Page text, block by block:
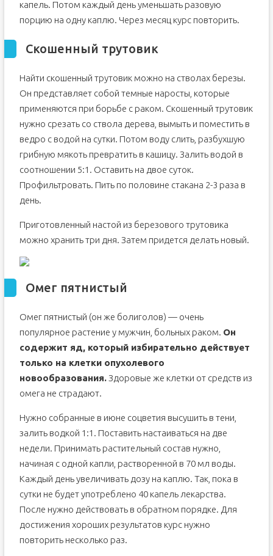
капель. Потом каждый день уменьшать разовую
порцию на одну каплю. Через месяц курс повторить.
Скошенный трутовик
Найти скошенный трутовик можно на стволах березы.
Он представляет собой темные наросты, которые
применяются при борьбе с раком. Скошенный трутовик
нужно срезать со ствола дерева, вымыть и поместить в
ведро с водой на сутки. Потом воду слить, разбухшую
грибную мякоть превратить в кашицу. Залить водой в
соотношении 5:1. Оставить на двое суток.
Профильтровать. Пить по половине стакана 2-3 раза в
день.
Приготовленный настой из березового трутовика
можно хранить три дня. Затем придется делать новый.
Омег пятнистый
Омег пятнистый (он же болиголов) — очень
популярное растение у мужчин, больных раком. Он
содержит яд, который избирательно действует
только на клетки опухолевого
новообразования.Здоровые же клетки от средств из
омега не страдают.
Нужно собранные в июне соцветия высушить в тени,
залить водкой 1:1. Поставить настаиваться на две
недели. Принимать растительный состав нужно,
начиная с одной капли, растворенной в 70 мл воды.
Каждый день увеличивать дозу на каплю. Так, пока в
сутки не будет употреблено 40 капель лекарства.
После нужно действовать в обратном порядке. Для
достижения хороших результатов курс нужно
повторить несколько раз.